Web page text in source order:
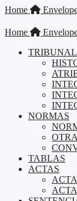
Saltar
contenido
Home
Home
TRIBUNAL
NORMAS
TABLAS
ACTAS